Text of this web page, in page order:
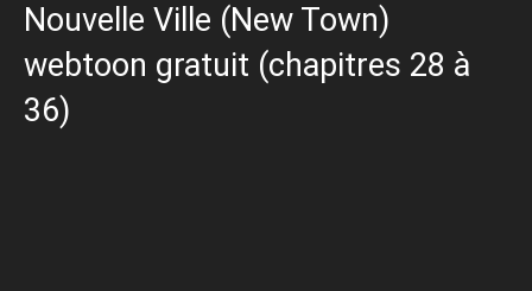
Nouvelle Ville (New Town)
webtoon gratuit (chapitres 28 à
36)